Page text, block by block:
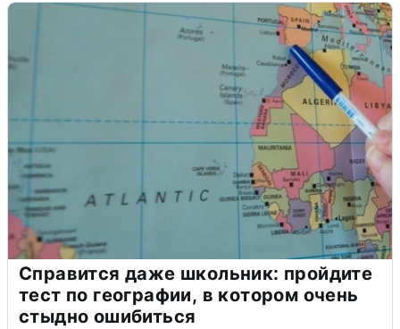
Справится даже школьник: пройдите
тест по географии, в котором очень
стыдно ошибиться